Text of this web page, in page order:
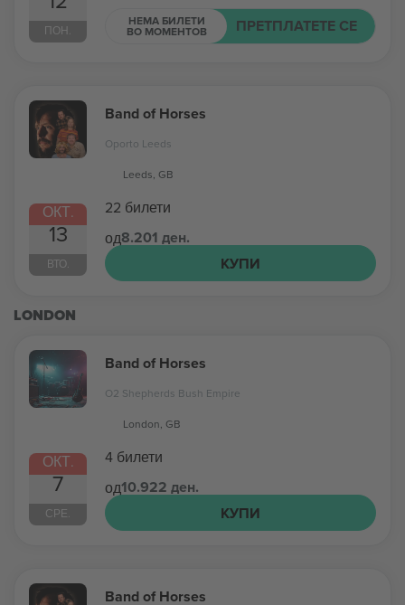
ПОН.
НЕМА БИЛЕТИ
ВО МОМЕНТОВ ПРЕТПЛАТЕТЕ СЕ
ОКТ.
13
ВТО.
Band of Horses
Oporto Leeds
Leeds, GB
22 билети
од8.201 ден.
КУПИ
LONDON
ОКТ.
7
СРЕ.
Band of Horses
O2 Shepherds Bush Empire
London, GB
4 билети
од10.922 ден.
КУПИ
Band of Horses